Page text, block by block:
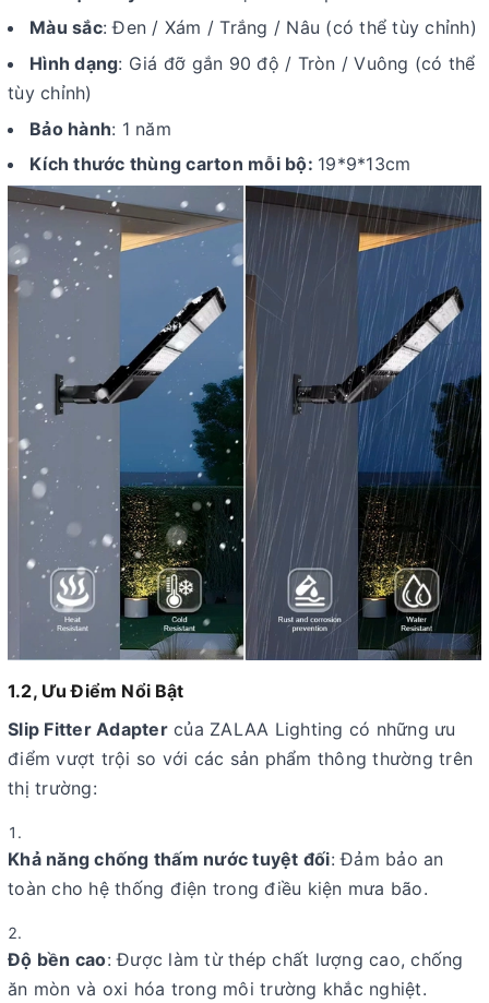
Màu sắc: Đen / Xám / Trắng / Nâu (có thể tùy chỉnh)
Hình dạng: Giá đỡ gắn 90 độ / Tròn / Vuông (có thể
tùy chỉnh)
Bảo hành: 1 năm
Kích thước thùng carton mỗi bộ: 19*9*13cm
1.2, Ưu Điểm Nổi Bật
Slip Fitter Adaptercủa ZALAA Lighting có những ưu
điểm vượt trội so với các sản phẩm thông thường trên
thị trường:
Khả năng chống thấm nước tuyệt đối: Đảm bảo an
toàn cho hệ thống điện trong điều kiện mưa bão.
Độ bền cao: Được làm từ thép chất lượng cao, chống
ăn mòn và oxi hóa trong môi trường khắc nghiệt.